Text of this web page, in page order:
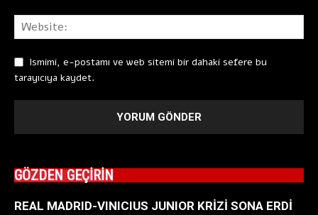
Ismimi, e-postamı ve web sitemi bir dahaki sefere bu
tarayıcıya kaydet.
GÖZDEN GEÇİRİN
REAL MADRID-VINICIUS JUNIOR KRİZİ SONA ERDİ